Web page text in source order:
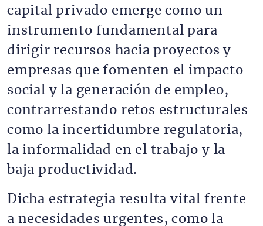
capital privado emerge como un
instrumento fundamental para
dirigir recursos hacia proyectos y
empresas que fomenten el impacto
social y la generación de empleo,
contrarrestando retos estructurales
como la incertidumbre regulatoria,
la informalidad en el trabajo y la
baja productividad.
Dicha estrategia resulta vital frente
a necesidades urgentes, como la